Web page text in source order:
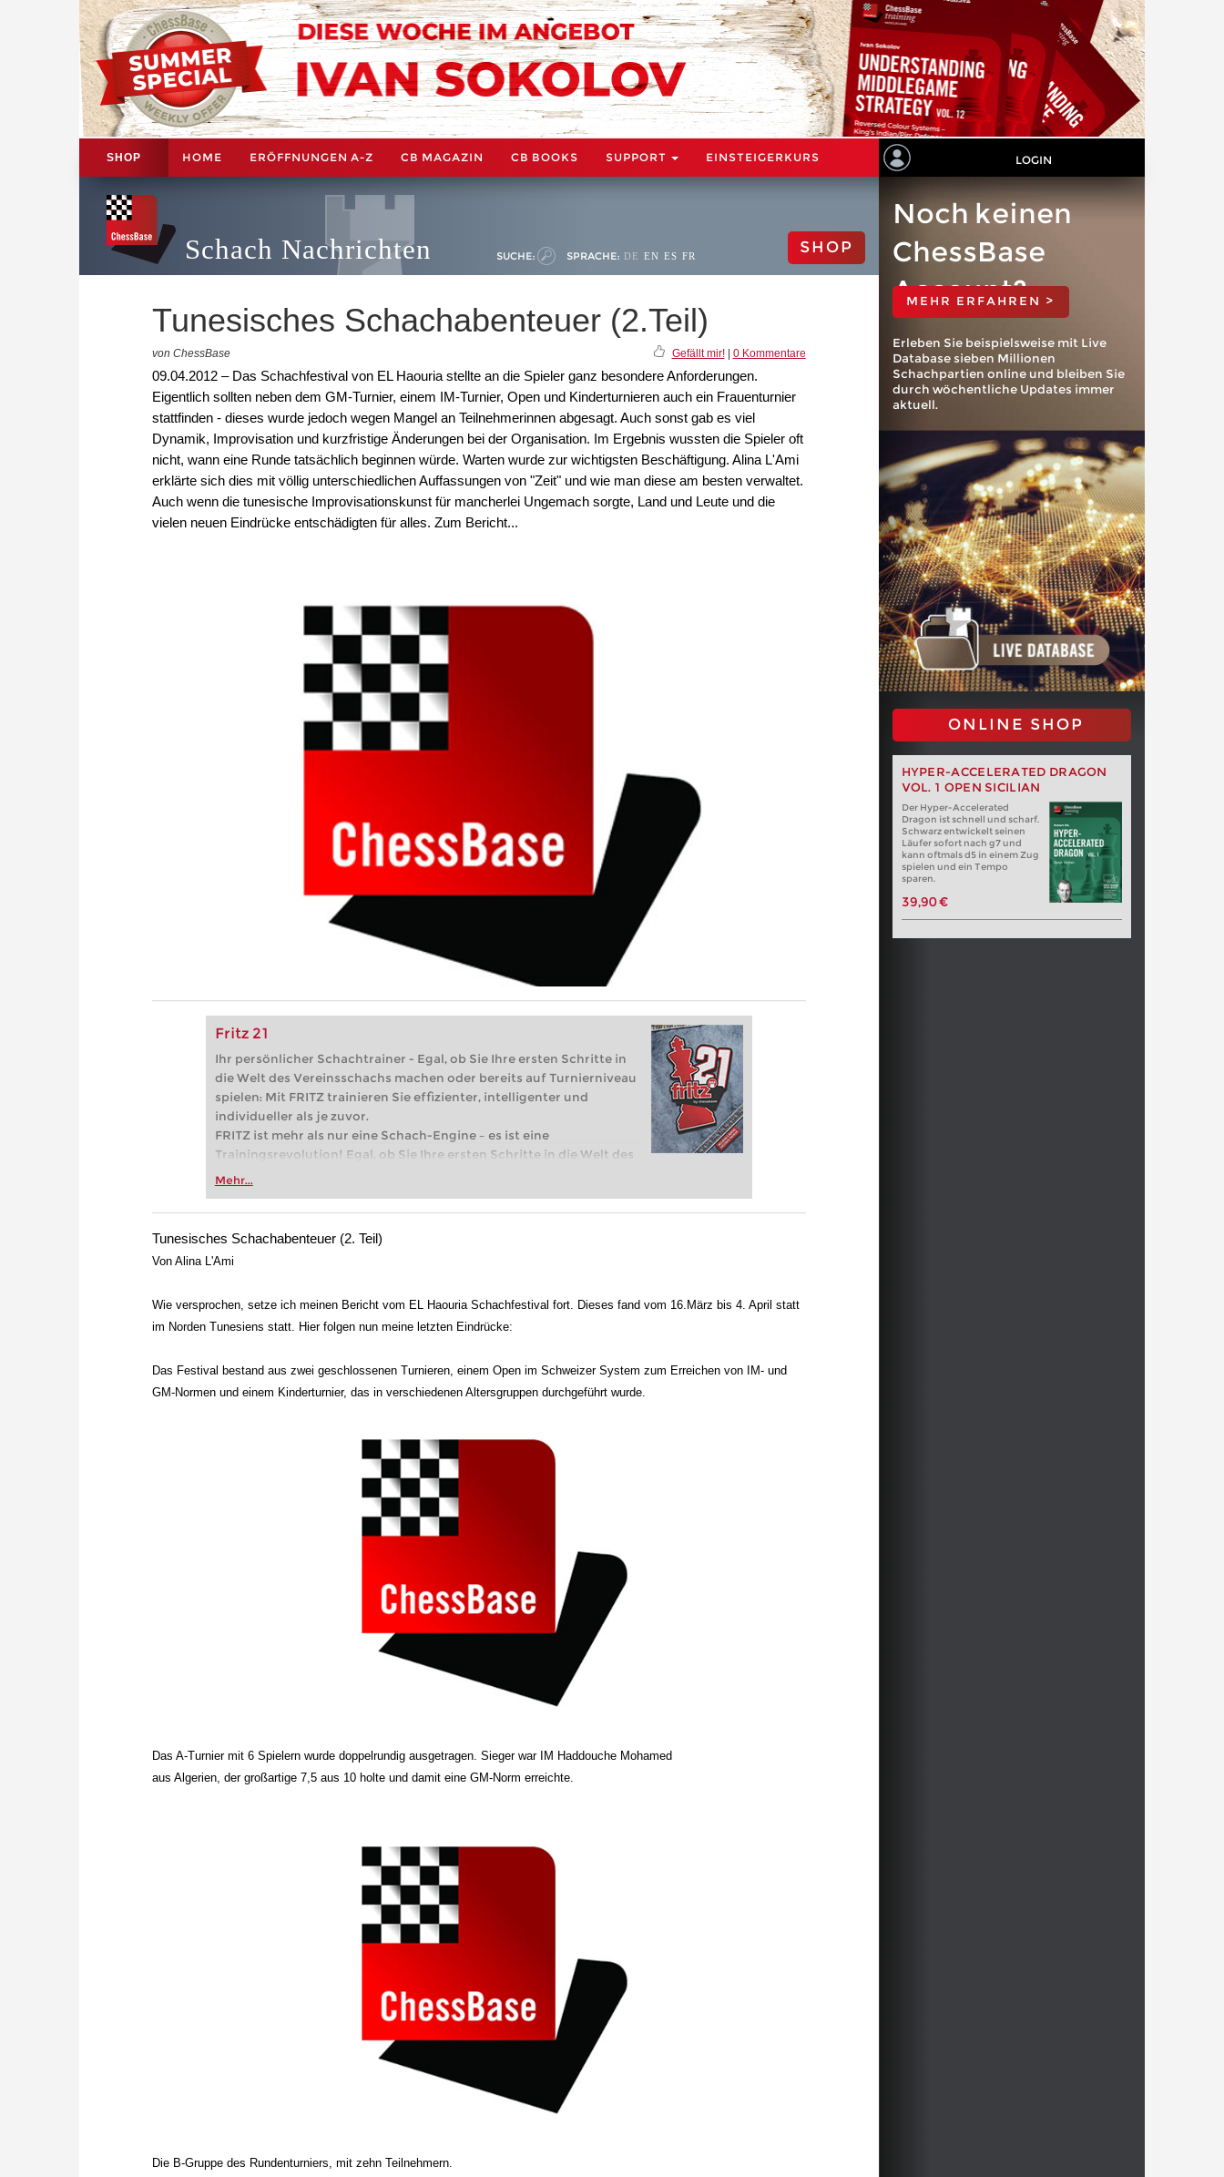
SHOP HOME ERÖFFNUNGEN A-Z CB MAGAZIN CB BOOKS SUPPORT EINSTEIGERKURS LOGIN
Schach Nachrichten SUCHE: SPRACHE: DE EN ES FR SHOP
Tunesisches Schachabenteuer (2.Teil)
von ChessBase Gefällt mir!| 0 Kommentare
09.04.2012 – Das Schachfestival von EL Haouria stellte an die Spieler ganz besondere Anforderungen.
Eigentlich sollten neben dem GM-Turnier, einem IM-Turnier, Open und Kinderturnieren auch ein Frauenturnier
stattfinden - dieses wurde jedoch wegen Mangel an Teilnehmerinnen abgesagt. Auch sonst gab es viel
Dynamik, Improvisation und kurzfristige Änderungen bei der Organisation. Im Ergebnis wussten die Spieler oft
nicht, wann eine Runde tatsächlich beginnen würde. Warten wurde zur wichtigsten Beschäftigung. Alina L'Ami
erklärte sich dies mit völlig unterschiedlichen Auffassungen von "Zeit" und wie man diese am besten verwaltet.
Auch wenn die tunesische Improvisationskunst für mancherlei Ungemach sorgte, Land und Leute und die
vielen neuen Eindrücke entschädigten für alles. Zum Bericht...
Fritz 21
Ihr persönlicher Schachtrainer - Egal, ob Sie Ihre ersten Schritte in
die Welt des Vereinsschachs machen oder bereits auf Turnierniveau
spielen: Mit FRITZ trainieren Sie effizienter, intelligenter und
individueller als je zuvor.
FRITZ ist mehr als nur eine Schach-Engine – es ist eine
Trainingsrevolution! Egal, ob Sie Ihre ersten Schritte in die Welt des
Vereinsschachs machen oder bereits auf Turnierniveau spielen: Mit
zuvor.
Mehr...
Noch keinen
ChessBase
Account?
MEHR ERFAHREN >
Erleben Sie beispielsweise mit Live
Database sieben Millionen
Schachpartien online und bleiben Sie
durch wöchentliche Updates immer
aktuell.
ONLINE SHOP
HYPER-ACCELERATED DRAGON
VOL. 1 OPEN SICILIAN
Der Hyper-Accelerated
Dragon ist schnell und scharf.
Schwarz entwickelt seinen
Läufer sofort nach g7 und
kann oftmals d5 in einem Zug
spielen und ein Tempo
sparen.
39,90 €
Tunesisches Schachabenteuer (2. Teil)
Von Alina L'Ami
Wie versprochen, setze ich meinen Bericht vom EL Haouria Schachfestival fort. Dieses fand vom 16.März bis 4. April statt
im Norden Tunesiens statt. Hier folgen nun meine letzten Eindrücke:
Das Festival bestand aus zwei geschlossenen Turnieren, einem Open im Schweizer System zum Erreichen von IM- und
GM-Normen und einem Kinderturnier, das in verschiedenen Altersgruppen durchgeführt wurde.
Das A-Turnier mit 6 Spielern wurde doppelrundig ausgetragen. Sieger war IM Haddouche Mohamed
aus Algerien, der großartige 7,5 aus 10 holte und damit eine GM-Norm erreichte.
Die B-Gruppe des Rundenturniers, mit zehn Teilnehmern.